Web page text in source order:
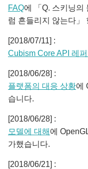
FAQ에 「Q. 스키닝의
럼 흔들리지 않는다」
[2018/07/11] :
Cubism Core API 레
[2018/06/28] :
플랫폼의 대응 상황에
습니다.
[2018/06/28] :
모델에 대해 에
가했습니다.
[2018/06/21] :